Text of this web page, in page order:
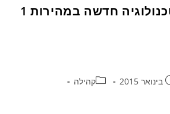
העיר לגלוש בטכנולוגיה חדשה במהירות 1
קהילה